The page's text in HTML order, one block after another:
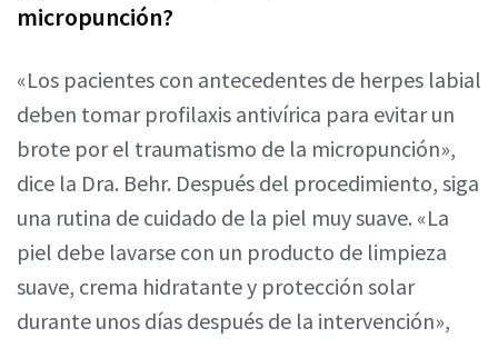
micropunción?
«Los pacientes con antecedentes de herpes labial
deben tomar profilaxis antivírica para evitar un
brote por el traumatismo de la micropunción»,
dice la Dra. Behr. Después del procedimiento, siga
una rutina de cuidado de la piel muy suave. «La
piel debe lavarse con un producto de limpieza
suave, crema hidratante y protección solar
durante unos días después de la intervención»,